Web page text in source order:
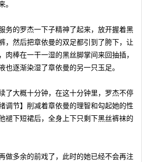
。
的罗杰一下子精神了起来，放开握着黑
，然后把章依曼的双足都引到了胯下，让
肉棒在一干一湿的黑丝脚掌间来回抽插，
也逐渐染湿了章依曼的另一只玉足。
大概十分钟，在这十分钟里，罗杰不停
调节】削减着章依曼的理智和勾起她的性
褪下短裙后，全身上下只剩下黑丝裤袜的
多余的前戏了，此时的她已经不会再注